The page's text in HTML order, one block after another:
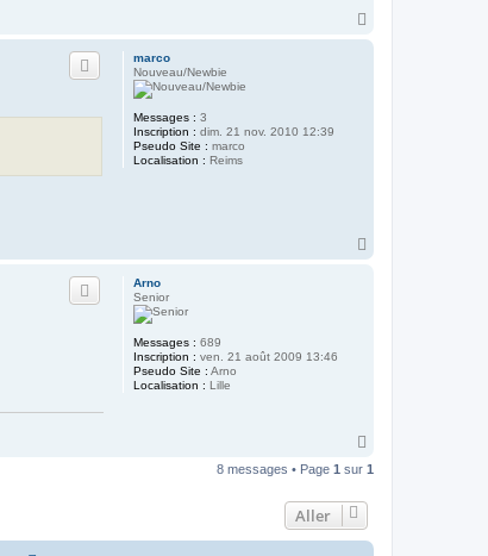
marco
Nouveau/Newbie
Messages : 3
Inscription : dim. 21 nov. 2010 12:39
Pseudo Site : marco
Localisation : Reims
Arno
Senior
Messages : 689
Inscription : ven. 21 août 2009 13:46
Pseudo Site : Arno
Localisation : Lille
u
8 messages • Page 1 sur 1
Aller